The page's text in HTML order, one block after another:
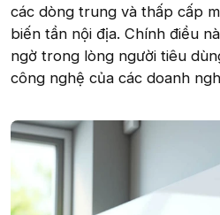
các dòng trung và thấp cấp
biến tần nội địa. Chính điều
ngờ trong lòng người tiêu
công nghệ của các doanh